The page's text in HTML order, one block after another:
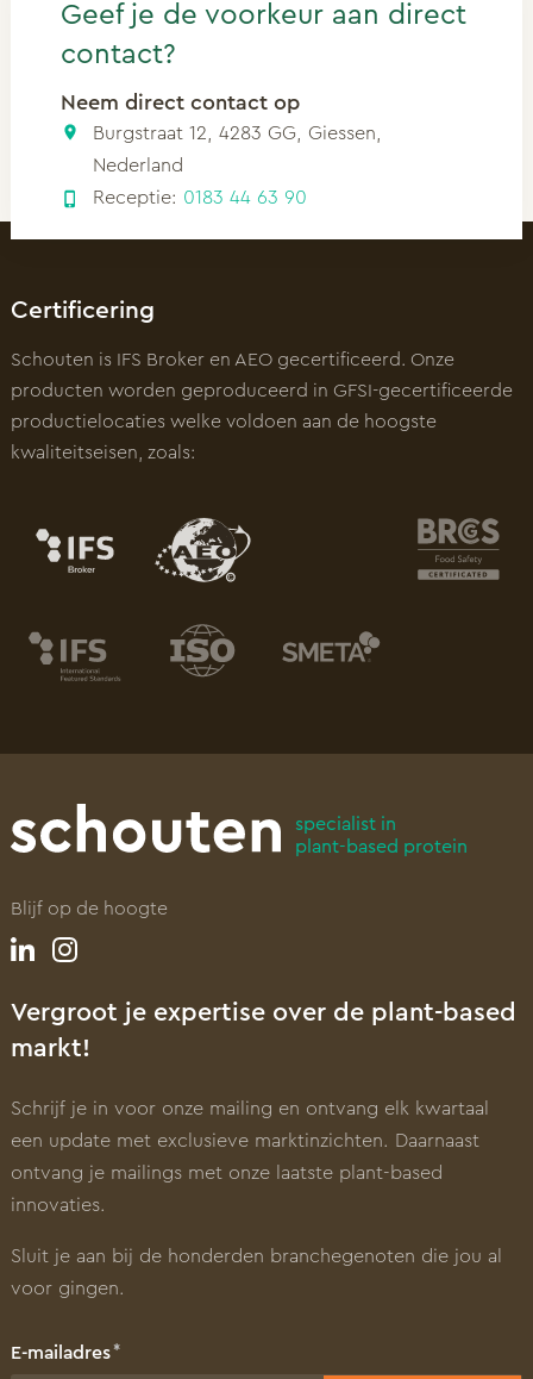
Geef je de voorkeur aan direct
contact?
Neem direct contact op
Burgstraat 12, 4283 GG, Giessen,
Nederland
Receptie: 0183 44 63 90
Certificering
Schouten is IFS Broker en AEO gecertificeerd. Onze
producten worden geproduceerd in GFSI-gecertificeerde
productielocaties welke voldoen aan de hoogste
kwaliteitseisen, zoals:
specialist in
plant-based protein
Blijf op de hoogte
Vergroot je expertise over de plant-based
markt!
Schrijf je in voor onze mailing en ontvang elk kwartaal
een update met exclusieve marktinzichten. Daarnaast
ontvang je mailings met onze laatste plant-based
innovaties.
Sluit je aan bij de honderden branchegenoten die jou al
voor gingen.
E-mailadres